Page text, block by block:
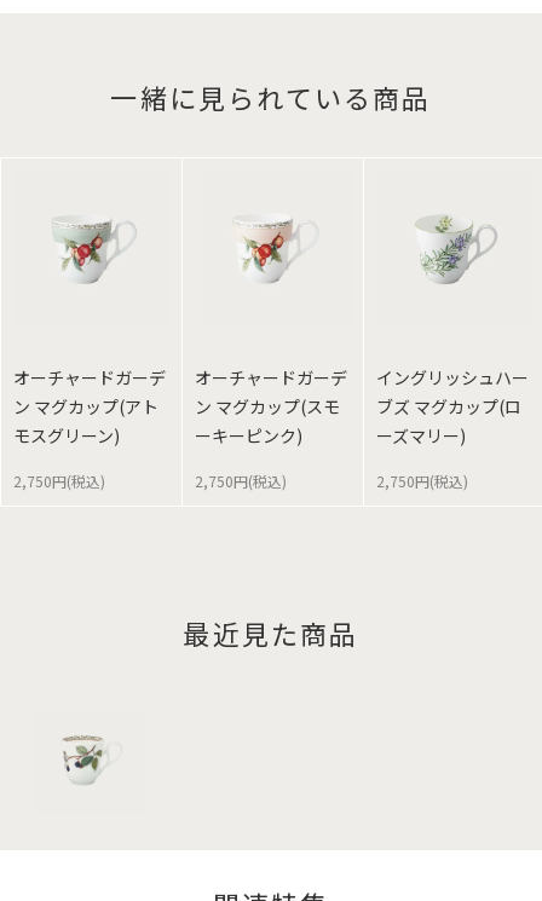
一緒に見られている商品
オーチャードガーデ
ン マグカップ(アト
モスグリーン)
2,750円(税込)
オーチャードガーデ
ン マグカップ(スモ
ーキーピンク)
2,750円(税込)
イングリッシュハー
ブズ マグカップ(ロ
ーズマリー)
2,750円(税込)
最近見た商品